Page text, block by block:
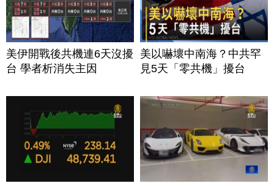
美伊開戰後共機連6天沒擾
台 學者析消失主因
美以嚇壞中南海？中共罕
見5天「零共機」擾台